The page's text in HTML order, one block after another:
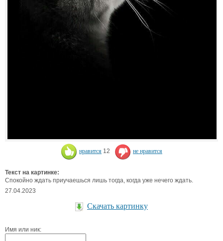
нравится 12 не нравится
Текст на картинке:
Спокойно ждать приучаешься лишь тогда, когда уже нечего ждать.
27.04.2023
Скачать картинку
Имя или ник: